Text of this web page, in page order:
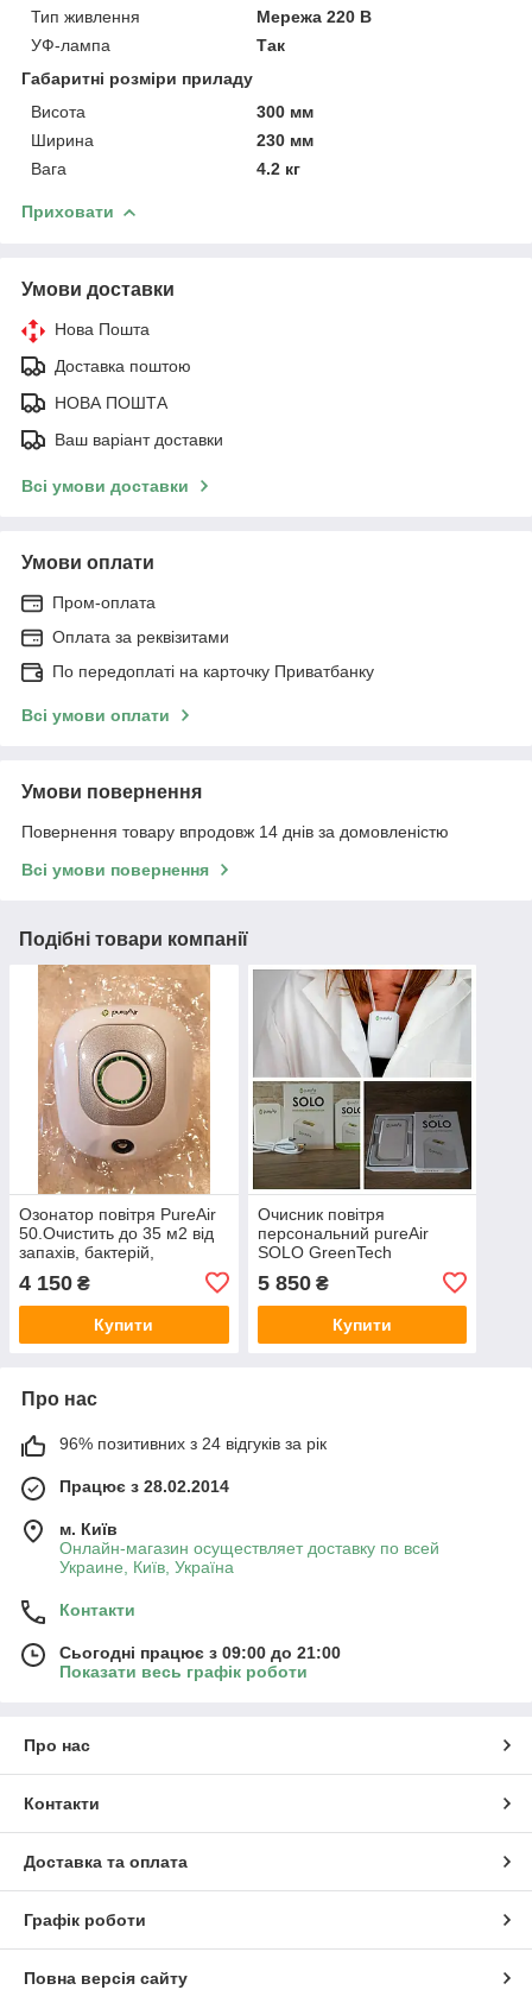
Тип живлення
Мережа 220 В
УФ-лампа
Так
Габаритні розміри приладу
Висота
300 мм
Ширина
230 мм
Вага
4.2 кг
Приховати
Умови доставки
Нова Пошта
Доставка поштою
НОВА ПОШТА
Ваш варіант доставки
Всі умови доставки
Умови оплати
Пром-оплата
Оплата за реквізитами
По передоплаті на карточку Приватбанку
Всі умови оплати
Умови повернення
Повернення товару впродовж 14 днів за домовленістю
Всі умови повернення
Подібні товари компанії
Озонатор повітря PureAir
50.Очистить до 35 м2 від
запахів, бактерій,
сплісняви.Вихід озону 50
мг на годину.
4 150 ₴
Купити
Очисник повітря
персональний pureAir
SOLO GreenTech
5 850₴
Купити
Про нас
96% позитивних з 24 відгуків за рік
Працює з 28.02.2014
м. Київ
Онлайн-магазин осуществляет доставку по всей
Украине, Київ, Україна
Контакти
Сьогодні працює з 09:00 до 21:00
Показати весь графік роботи
Про нас
Контакти
Доставка та оплата
Графік роботи
Повна версія сайту